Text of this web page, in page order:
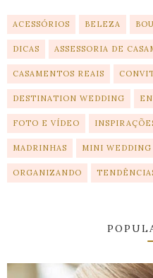
ACESSÓRIOS BELEZA
DICAS ASSESSORIA DE
CASAMENTOS REAIS
DESTINATION WEDDING
FOTO E VÍDEO
MADRINHAS MINI WEDDING
ORGANIZANDO